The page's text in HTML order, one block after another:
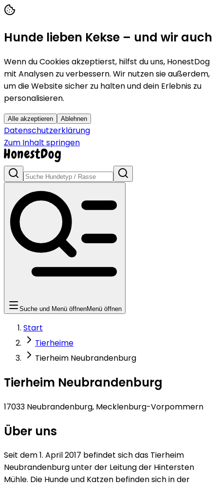
Hunde lieben Kekse – und wir auch
Wenn du Cookies akzeptierst, hilfst du uns, HonestDog
mit Analysen zu verbessern. Wir nutzen sie außerdem,
um die Website sicher zu halten und dein Erlebnis zu
personalisieren.
Alle akzeptieren Ablehnen
Datenschutzerklärung
Zum Inhalt springen
Suche und Menü öffnenMenü öffnen
Start
Tierheime
Tierheim Neubrandenburg
Tierheim Neubrandenburg
17033 Neubrandenburg, Mecklenburg-Vorpommern
Über uns
Seit dem 1. April 2017 befindet sich das Tierheim
Neubrandenburg unter der Leitung der Hintersten
Mühle. Die Hunde und Katzen befinden sich in der